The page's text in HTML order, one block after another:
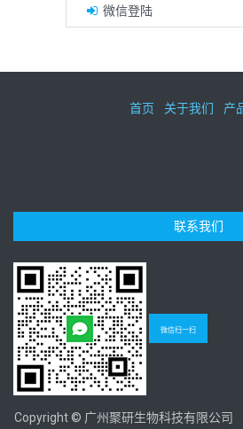
微信登陆
首页 关于我们 产
联系我们
微信扫一扫
Copyright © 广州聚研生物科技有限公